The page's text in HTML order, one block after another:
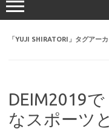
「YUJI SHIRATORI 」タグアー
DEIM2019
なスポーツ